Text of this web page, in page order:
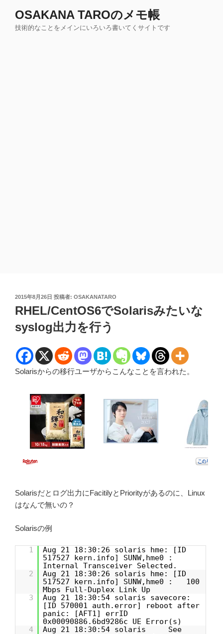
OSAKANA TAROのメモ帳
技術的なことをメインにいろいろ書いてくサイトです
投
稿
日:
2015年8月26日 投稿者: OSAKANATARO
RHEL/CentOS6でSolarisみたいな
syslog出力を行う
Solarisからの移行ユーザからこんなことを言われた。
Solarisだとログ出力にFacitilyとPriorityがあるのに、Linux
はなんで無いの？
Solarisの例
1
Aug 21 18:30:26 solaris hme: [ID
517527 kern.info] SUNW,hme0 :
Internal Transceiver Selected.
2
Aug 21 18:30:26 solaris hme: [ID
517527 kern.info] SUNW,hme0 : 100
Mbps Full-Duplex Link Up
3
Aug 21 18:30:54 solaris savecore:
[ID 570001 auth.error] reboot after
panic: [AFT1] errID
0x00090886.6bd9286c UE Error(s)
4
Aug 21 18:30:54 solaris See